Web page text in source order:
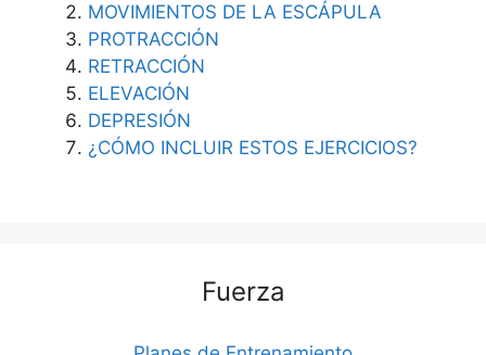
MOVIMIENTOS DE LA ESCÁPULA
PROTRACCIÓN
RETRACCIÓN
ELEVACIÓN
DEPRESIÓN
¿CÓMO INCLUIR ESTOS EJERCICIOS?
Fuerza